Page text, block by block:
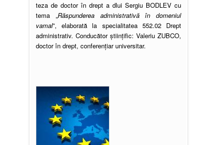
teza de doctor în drept a dlui Sergiu BODLEV cu
tema „Răspunderea administrativă în domeniul
vamal”, elaborată la specialitatea 552.02 Drept
administrativ. Conducător științific: Valeriu ZUBCO,
doctor în drept, conferențiar universitar.